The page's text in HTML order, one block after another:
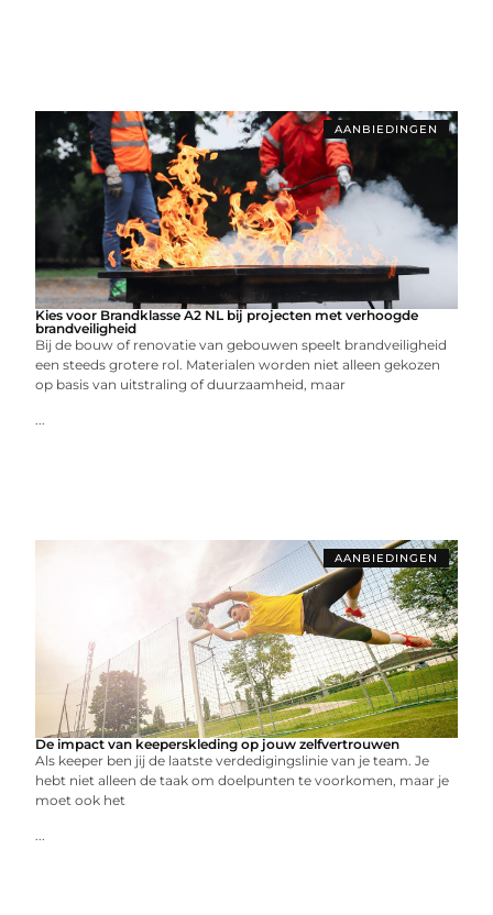
AANBIEDINGEN
Kies voor Brandklasse A2 NL bij projecten met verhoogde
brandveiligheid
Bij de bouw of renovatie van gebouwen speelt brandveiligheid
een steeds grotere rol. Materialen worden niet alleen gekozen
op basis van uitstraling of duurzaamheid, maar
...
AANBIEDINGEN
De impact van keeperskleding op jouw zelfvertrouwen
Als keeper ben jij de laatste verdedigingslinie van je team. Je
hebt niet alleen de taak om doelpunten te voorkomen, maar je
moet ook het
...